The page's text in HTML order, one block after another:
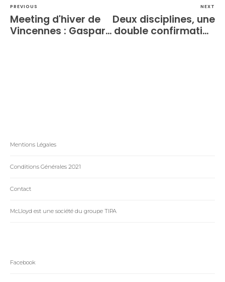
PREVIOUS
Meeting d'hiver de
Vincennes : Gaspar
NEXT
Deux disciplines, une
double confirmation
Mentions Légales
Conditions Générales 2021
Contact
McLloyd est une société du groupe TIPA
Facebook